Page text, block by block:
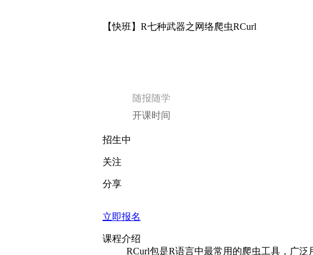
【快班】R七种武器之网络爬虫RCurl
随报随学
开课时间
招生中
关注
分享
立即报名
课程介绍
RCurl包是R语言中最常用的爬虫工具，广